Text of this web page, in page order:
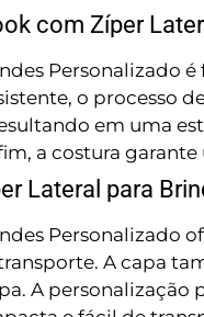
com Zíper
o processo
em uma
a costura
Lateral para
Personalizado
A capa
A